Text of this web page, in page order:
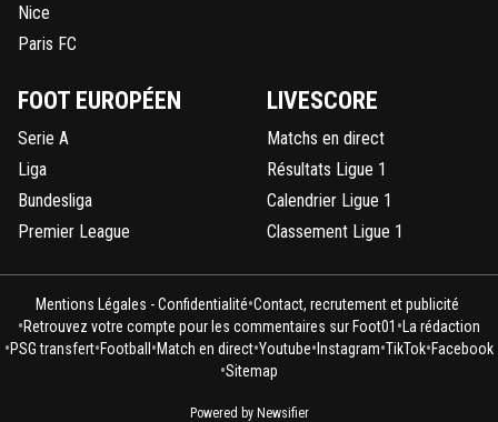
Nice
Paris FC
FOOT EUROPÉEN
Serie A
Liga
Bundesliga
Premier League
LIVESCORE
Matchs en direct
Résultats Ligue 1
Calendrier Ligue 1
Classement Ligue 1
Mentions Légales - Confidentialité•Contact, recrutement et publicité
•Retrouvez votre compte pour les commentaires sur Foot01 •La rédaction
•PSG transfert•Football•Match en direct•Youtube•Instagram•TikTok•Facebook
•Sitemap
Powered by Newsifier